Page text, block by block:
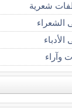
شعرية
الشعراء
الأدباء
وآراء